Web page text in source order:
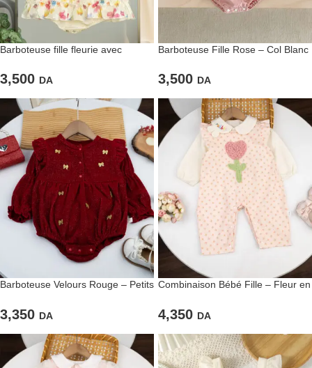
Barboteuse fille fleurie avec
3,500 DA
Barboteuse Fille Rose – Col Blanc
3,500 DA
Barboteuse Velours Rouge – Petits
3,350 DA
Combinaison Bébé Fille – Fleur en
4,350 DA